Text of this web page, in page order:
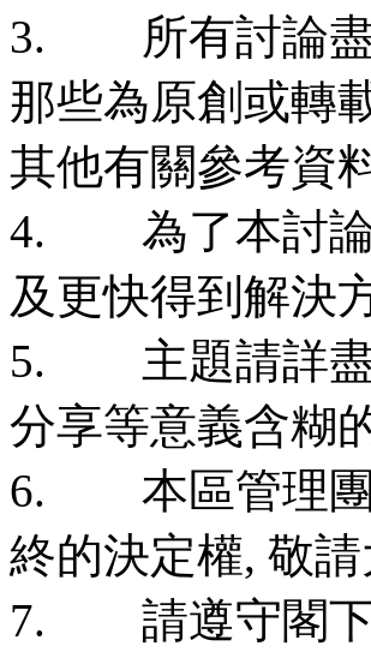
3. 所有討論盡
那些為原創或轉
其他有關參考資
4. 為了本討論
及更快得到解決
5. 主題請詳盡
分享等意義含糊
6. 本區管理團
終的決定權, 敬
7. 請遵守閣下